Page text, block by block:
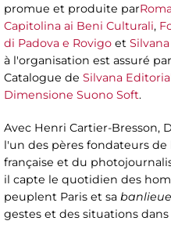
promue et produite par
Capitolina ai Beni Culturali,
di Padova e Rovigo et
à l'organisation est assuré par
Catalogue de Silvana
Dimensione Suono Soft.
Avec Henri Cartier-Bresson,
l'un des pères fondateurs
française et du
il capte le quotidien des
peuplent Paris et sa banlieue
gestes et des situations